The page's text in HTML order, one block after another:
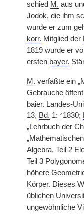
schied M. aus
Jodok, die ihm
wurde er zum
korr. Mitglied der
1819 wurde er
ersten bayer.
M. verfaßte ein
Gebrauche
baier. Landes-
13, Bd. 1: ⁴1830;
„Lehrbuch der
Algebra, Teil 2
Teil 3
höhere
Körper. Dieses
üblichen
ungewöhnliche